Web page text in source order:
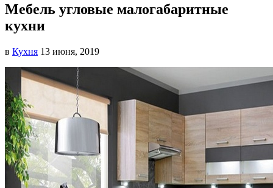
Мебель угловые малогабаритные
кухни
в Кухня 13 июня, 2019